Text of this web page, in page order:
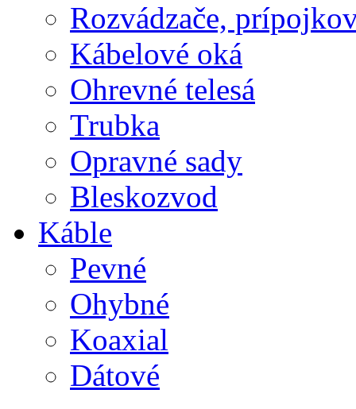
Rozvádzače,
Kábelové oká
Ohrevné telesá
Trubka
Opravné sady
Bleskozvod
Káble
Pevné
Ohybné
Koaxial
Dátové